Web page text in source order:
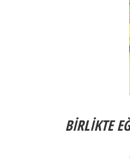
BİRLİKTE